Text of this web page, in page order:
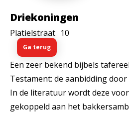
Driekoningen
Platielstraat 10
Ga terug
Een zeer bekend bijbels
Testament: de aanbidding
In de literatuur wordt deze
gekoppeld aan het